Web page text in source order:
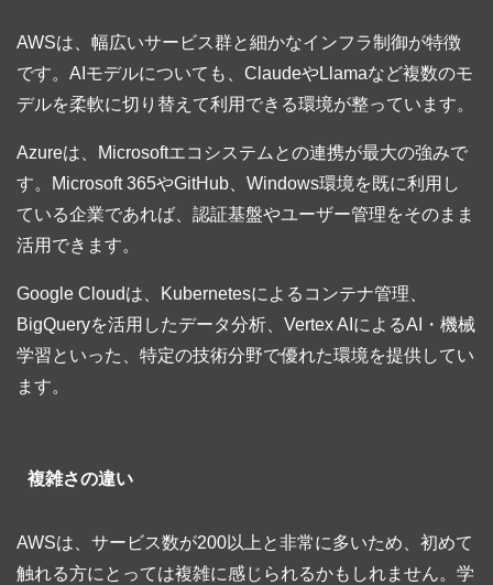
AWSは、幅広いサービス群と細かなインフラ制御が特徴
です。AIモデルについても、ClaudeやLlamaなど複数のモ
デルを柔軟に切り替えて利用できる環境が整っています。
Azureは、Microsoftエコシステムとの連携が最大の強みで
す。Microsoft 365やGitHub、Windows環境を既に利用し
ている企業であれば、認証基盤やユーザー管理をそのまま
活用できます。
Google Cloudは、Kubernetesによるコンテナ管理、
BigQueryを活用したデータ分析、Vertex AIによるAI・機械
学習といった、特定の技術分野で優れた環境を提供してい
ます。
複雑さの違い
AWSは、サービス数が200以上と非常に多いため、初めて
触れる方にとっては複雑に感じられるかもしれません。学